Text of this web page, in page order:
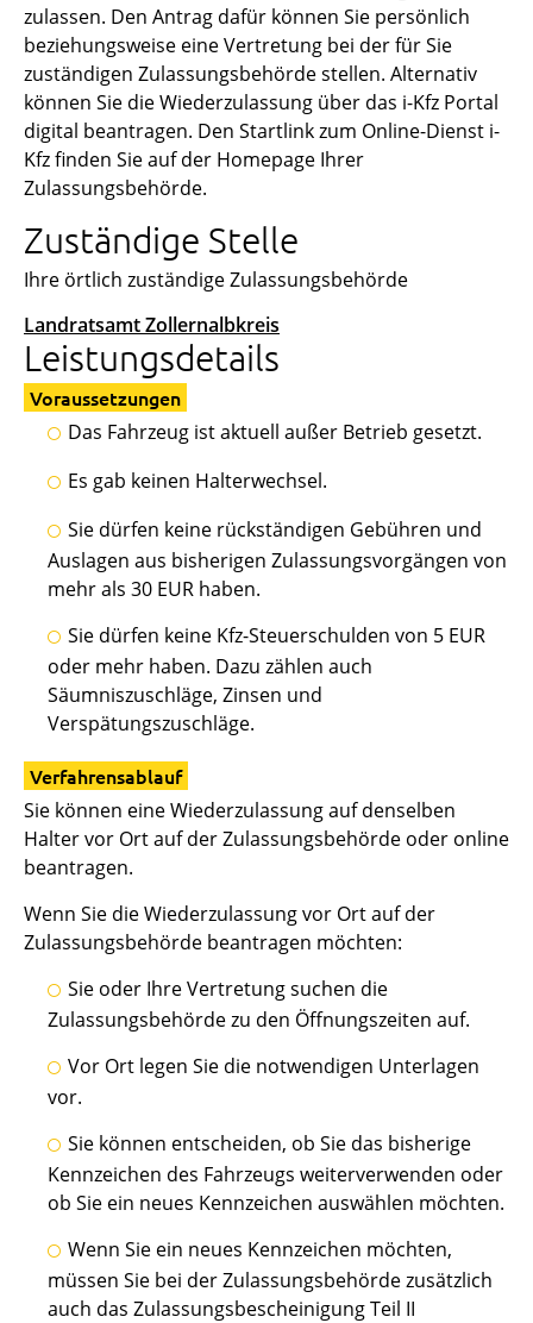
zulassen. Den Antrag dafür können Sie persönlich
beziehungsweise eine Vertretung bei der für Sie
zuständigen Zulassungsbehörde stellen. Alternativ
können Sie die Wiederzulassung über das i-Kfz Portal
digital beantragen. Den Startlink zum Online-Dienst i-
Kfz finden Sie auf der Homepage Ihrer
Zulassungsbehörde.
Zuständige Stelle
Ihre örtlich zuständige Zulassungsbehörde
Landratsamt Zollernalbkreis
Leistungsdetails
Voraussetzungen
Das Fahrzeug ist aktuell außer Betrieb gesetzt.
Es gab keinen Halterwechsel.
Sie dürfen keine rückständigen Gebühren und
Auslagen aus bisherigen Zulassungsvorgängen von
mehr als 30 EUR haben.
Sie dürfen keine Kfz-Steuerschulden von 5 EUR
oder mehr haben. Dazu zählen auch
Säumniszuschläge, Zinsen und
Verspätungszuschläge.
Verfahrensablauf
Sie können eine Wiederzulassung auf denselben
Halter vor Ort auf der Zulassungsbehörde oder online
beantragen.
Wenn Sie die Wiederzulassung vor Ort auf der
Zulassungsbehörde beantragen möchten:
Sie oder Ihre Vertretung suchen die
Zulassungsbehörde zu den Öffnungszeiten auf.
Vor Ort legen Sie die notwendigen Unterlagen
vor.
Sie können entscheiden, ob Sie das bisherige
Kennzeichen des Fahrzeugs weiterverwenden oder
ob Sie ein neues Kennzeichen auswählen möchten.
Wenn Sie ein neues Kennzeichen möchten,
müssen Sie bei der Zulassungsbehörde zusätzlich
auch das Zulassungsbescheinigung Teil II